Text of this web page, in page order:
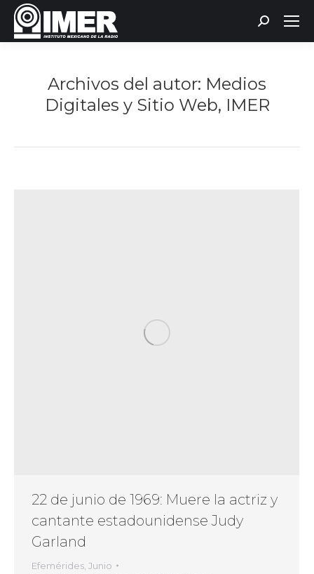
Buscar:
Archivos del autor: Medios
Digitales y Sitio Web, IMER
22 de junio de 1969: Muere la actriz y
cantante estadounidense Judy
Garland
Efemérides Junio